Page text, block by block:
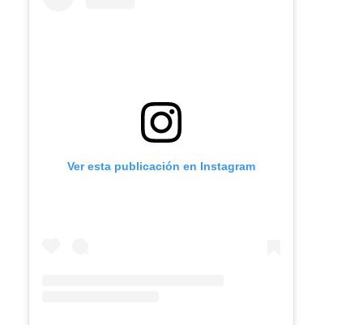
Ver esta publicación en Instagram